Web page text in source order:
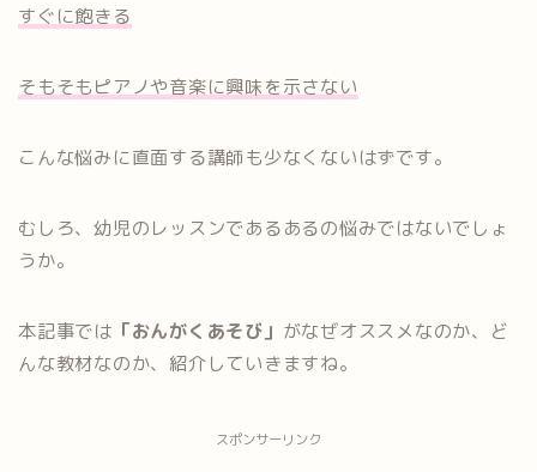
すぐに飽きる
そもそもピアノや音楽に興味を示さない
こんな悩みに直面する講師も少なくないはずです。
むしろ、幼児のレッスンであるあるの悩みではないでしょ
うか。
本記事では 「おんがくあそび」 がなぜオススメなのか、ど
んな教材なのか、紹介していきますね。
スポンサーリンク